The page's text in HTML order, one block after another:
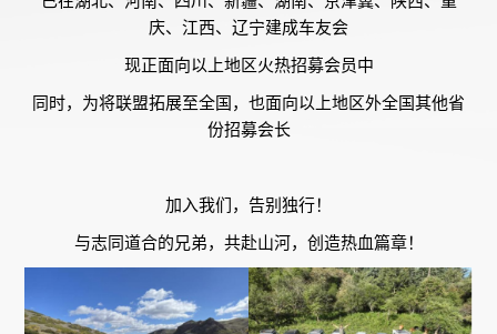
庆、江西、辽宁建成车友会
现正面向以上地区火热招募会员中
同时，为将联盟拓展至全国，也面向以上地区外全国其他省
份招募会长
加入我们，告别独行！
与志同道合的兄弟，共赴山河，创造热血篇章！